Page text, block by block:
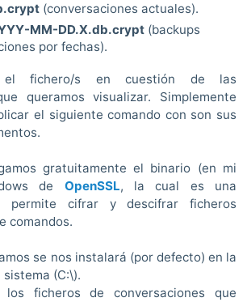
(conversaciones actuales).
MM-DD.X.db.crypt(backups
por fechas).
el fichero/s en cuestión de las
queramos visualizar. Simplemente
el siguiente comando con son sus
gratuitamente el binario (en mi
de OpenSSL, la cual es una
permite cifrar y descifrar ficheros
comandos.
se nos instalará (por defecto) en la
(C:\).
los ficheros de conversaciones que